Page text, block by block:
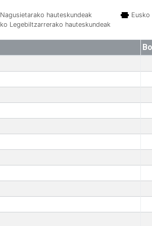
hauteskundeak
Legebiltzarrerako hauteskundeak